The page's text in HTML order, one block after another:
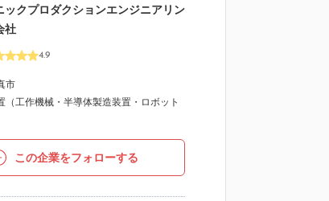
ックプロダクションエンジニアリン
社
4.9
市
（工作機械・半導体製造装置・ロボット
この企業をフォローする